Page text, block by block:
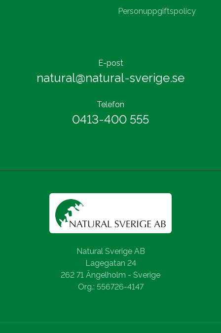
Personuppgiftspolicy
E-post
natural@natural-sverige.se
Telefon
0413-400 555
Natural Sverige AB
Lagegatan 24
262 71 Ängelholm - Sverige
Org.: 556726-4147